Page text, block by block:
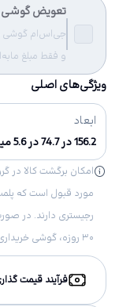
تعویض گوشی
جی‌اس‌ام گوشی
و فقط مبلغ
ویژگی‌های اصلی
ابعاد
156.2 در 74.7 در 5.6 میلی‌متر
امکان برگشت کالا در
مورد قبول است که
رجیستری دارند. در
۳۰ روزه، گوشی خریداری‌شده را مرجوع کنید.
فرآیند قیمت